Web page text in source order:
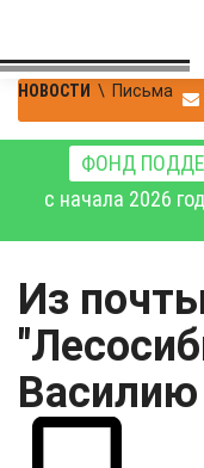
НОВОСТИ \ Письма
ФОНД
с начала 2026
Из
Василию